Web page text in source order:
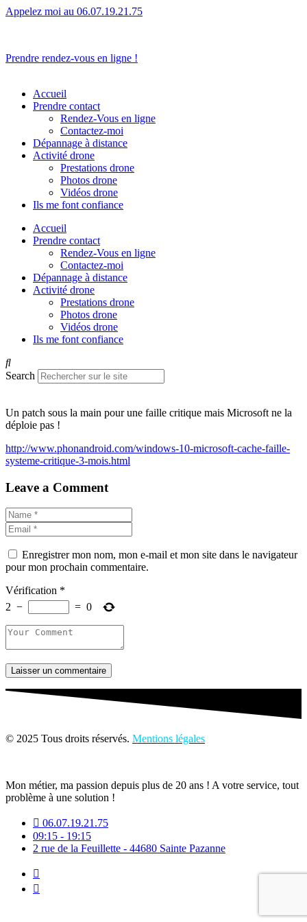
Appelez moi au 06.07.19.21.75
Prendre rendez-vous en ligne !
Accueil
Prendre contact
Rendez-Vous en ligne
Contactez-moi
Dépannage à distance
Activité drone
Prestations drone
Photos drone
Vidéos drone
Ils me font confiance
Accueil
Prendre contact
Rendez-Vous en ligne
Contactez-moi
Dépannage à distance
Activité drone
Prestations drone
Photos drone
Vidéos drone
Ils me font confiance
Search
Un patch sous la main pour une faille critique mais Microsoft ne la
déploie pas !
http://www.phonandroid.com/windows-10-microsoft-cache-faille-
systeme-critique-3-mois.html
Leave a Comment
Enregistrer mon nom, mon e-mail et mon site dans le navigateur
pour mon prochain commentaire.
Vérification *
2 − = 0
Laisser un commentaire
© 2025 Tous droits réservés. Mentions légales
Mon métier, ma passion depuis plus de 20 ans ! A votre service, tout
problème à une solution !
06.07.19.21.75
09:15 - 19:15
2 rue de la Feuillette - 44680 Sainte Pazanne